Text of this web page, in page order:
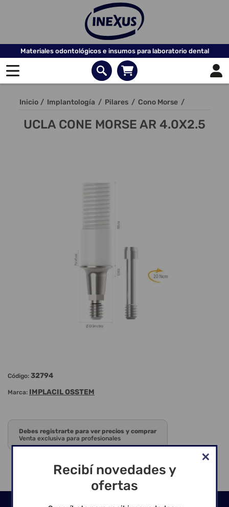
Materiales odontológicos e insumos para laboratorio dental
Inicio / Implantología / Pilares / Cono Morse /
UCLA CONE MORSE AR 4.0X2.5
Código: 32794
Marca: IMPLACIL OSSTEM
Debes registrarte para ver precios y comprar
Venta exclusiva para profesionales
Recibí novedades y
ofertas